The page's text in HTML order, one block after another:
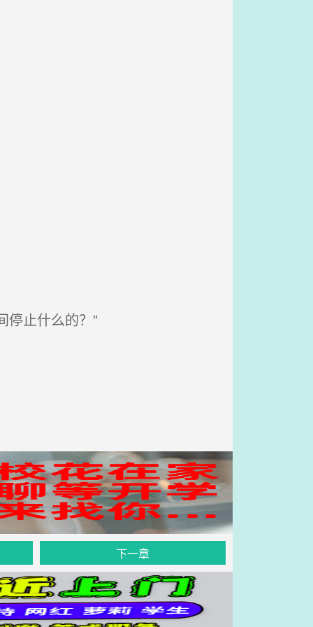
止什么的？”
下一章